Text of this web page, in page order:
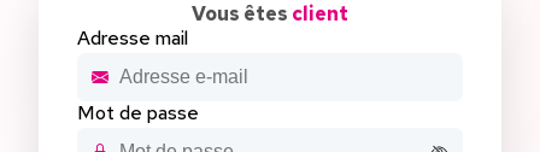
Vous êtes client
Adresse mail
Mot de passe